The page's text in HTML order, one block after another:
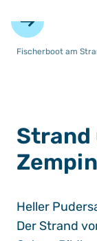
Fischerboot am
Strand
Zempin
Heller
Der Strand